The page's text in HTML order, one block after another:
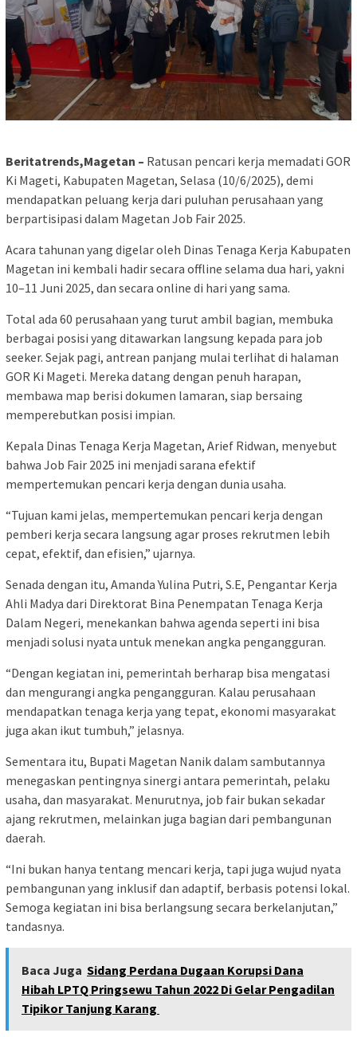
Beritatrends,Magetan – Ratusan pencari kerja memadati GOR
Ki Mageti, Kabupaten Magetan, Selasa (10/6/2025), demi
mendapatkan peluang kerja dari puluhan perusahaan yang
berpartisipasi dalam Magetan Job Fair 2025.
Acara tahunan yang digelar oleh Dinas Tenaga Kerja Kabupaten
Magetan ini kembali hadir secara offline selama dua hari, yakni
10–11 Juni 2025, dan secara online di hari yang sama.
Total ada 60 perusahaan yang turut ambil bagian, membuka
berbagai posisi yang ditawarkan langsung kepada para job
seeker. Sejak pagi, antrean panjang mulai terlihat di halaman
GOR Ki Mageti. Mereka datang dengan penuh harapan,
membawa map berisi dokumen lamaran, siap bersaing
memperebutkan posisi impian.
Kepala Dinas Tenaga Kerja Magetan, Arief Ridwan, menyebut
bahwa Job Fair 2025 ini menjadi sarana efektif
mempertemukan pencari kerja dengan dunia usaha.
“Tujuan kami jelas, mempertemukan pencari kerja dengan
pemberi kerja secara langsung agar proses rekrutmen lebih
cepat, efektif, dan efisien,” ujarnya.
Senada dengan itu, Amanda Yulina Putri, S.E, Pengantar Kerja
Ahli Madya dari Direktorat Bina Penempatan Tenaga Kerja
Dalam Negeri, menekankan bahwa agenda seperti ini bisa
menjadi solusi nyata untuk menekan angka pengangguran.
“Dengan kegiatan ini, pemerintah berharap bisa mengatasi
dan mengurangi angka pengangguran. Kalau perusahaan
mendapatkan tenaga kerja yang tepat, ekonomi masyarakat
juga akan ikut tumbuh,” jelasnya.
Sementara itu, Bupati Magetan Nanik dalam sambutannya
menegaskan pentingnya sinergi antara pemerintah, pelaku
usaha, dan masyarakat. Menurutnya, job fair bukan sekadar
ajang rekrutmen, melainkan juga bagian dari pembangunan
daerah.
“Ini bukan hanya tentang mencari kerja, tapi juga wujud nyata
pembangunan yang inklusif dan adaptif, berbasis potensi lokal.
Semoga kegiatan ini bisa berlangsung secara berkelanjutan,”
tandasnya.
Baca Juga Sidang Perdana Dugaan Korupsi Dana
Hibah LPTQ Pringsewu Tahun 2022 Di Gelar Pengadilan
Tipikor Tanjung Karang